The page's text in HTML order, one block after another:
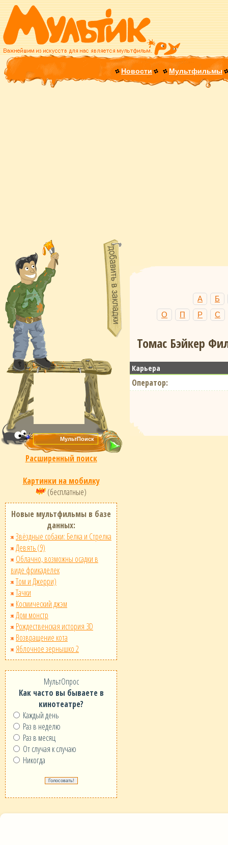
Новости Мультфильмы
Расширенный поиск
Картинки на мобилку
(бесплатные)
Новые мультфильмы в базе
данных:
Звёздные собаки: Белка и Стрелка
Девять (9)
Облачно, возможны осадки в
виде фрикаделек
Том и Джерри)
Тачки
Космический джэм
Дом монстр
Рождественская история 3D
Возвращение кота
Яблочное зернышко 2
МультОпрос
Как часто вы бываете в
кинотеатре?
Каждый день
Раз в неделю
Раз в месяц
От случая к случаю
Никогда
А
Б
О
П Р С
Томас Бэйкер
Карьера
Оператор: